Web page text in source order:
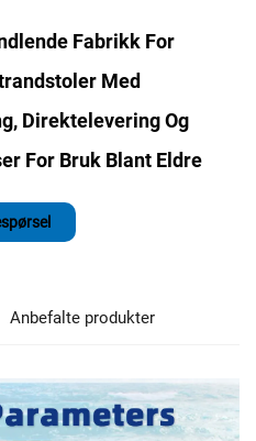
Fabrikk For
Med
Direktelevering Og
For Bruk Blant Eldre
Anbefalte produkter